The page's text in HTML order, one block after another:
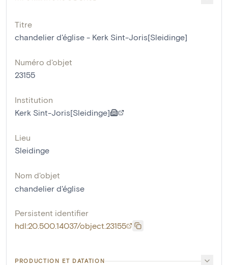
Titre
chandelier d'église - Kerk Sint-Joris[Sleidinge]
Numéro d'objet
23155
Institution
Kerk Sint-Joris[Sleidinge]
Lieu
Sleidinge
Nom d'objet
chandelier d'église
Persistent identifier
hdl:20.500.14037/object.23155
PRODUCTION ET DATATION